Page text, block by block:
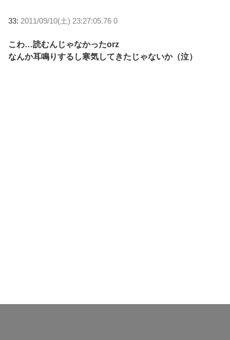
33: 2011/09/10(土) 23:27:05.76 0
こわ…読むんじゃなかったorz
なんか耳鳴りするし寒気してきたじゃないか（泣）